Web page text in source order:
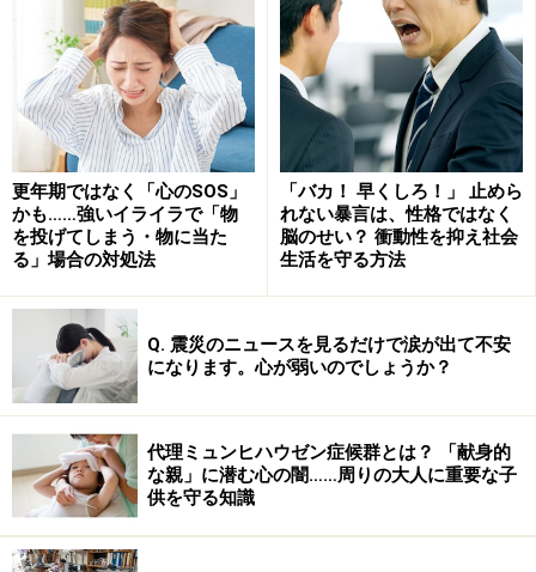
個人の見解によるものであり、全ての方への有効性を保証するも
のではありません。当サイトで提供する情報に基づいて被ったい
かなる損害についても、当社、各ガイド、その他当社と契約した
情報提供者は一切の責任を負いかねます。
免責事項
次のページへ
更年期ではなく「心のSOS」
かも……強いイライラで「物
を投げてしまう・物に当た
る」場合の対処法
「バカ！ 早くしろ！」 止めら
れない暴言は、性格ではなく
脳のせい？ 衝動性を抑え社会
生活を守る方法
Q. 震災のニュースを見るだけで涙が出て不安
になります。心が弱いのでしょうか？
代理ミュンヒハウゼン症候群とは？ 「献身的
な親」に潜む心の闇……周りの大人に重要な子
供を守る知識